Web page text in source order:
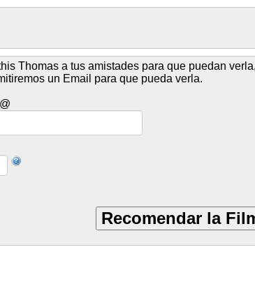
Thomas a tus amistades para que puedan
un Email para que pueda verla.